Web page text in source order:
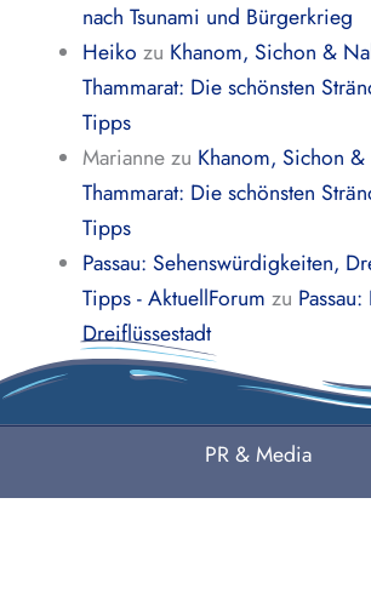
nach Tsunami und Bürgerkrieg
Heiko zu Khanom, Sichon &
Thammarat: Die schönsten
Tipps
Mariannezu Khanom, Sichon
Thammarat: Die schönsten
Tipps
Passau: Sehenswürdigkeiten,
Tipps - AktuellForum zu
Dreiflüssestadt
PR & Media